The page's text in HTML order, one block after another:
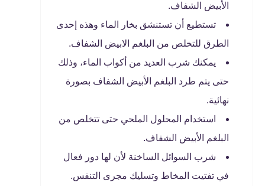
الأبيض الشفاف.
تستطيع أن تستنشق بخار الماء وهذه إحدى
الطرق للتخلص من البلغم الابيض الشفاف.
يمكنك شرب العديد من أكواب الماء، وذلك
حتى يتم طرد البلغم الأبيض الشفاف بصورة
نهائية.
استخدام المحلول الملحي حتى تتخلص من
البلغم الأبيض الشفاف.
شرب السوائل الساخنة لأن لها دور فعال
في تفتيت المخاط وتسليك مجرى التنفس.